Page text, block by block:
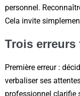
personnel.
Cela invite
Trois erreurs
Première erreur :
verbaliser ses
professionnel clarifie